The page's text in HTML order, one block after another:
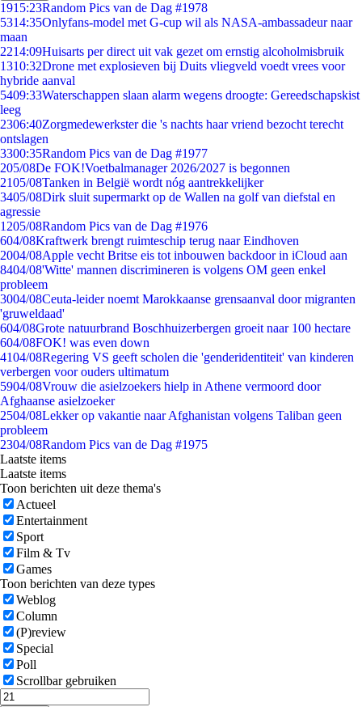
1915:23Random Pics van de Dag #1978
5314:35Onlyfans-model met G-cup wil als NASA-ambassadeur naar
maan
2214:09Huisarts per direct uit vak gezet om ernstig alcoholmisbruik
1310:32Drone met explosieven bij Duits vliegveld voedt vrees voor
hybride aanval
5409:33Waterschappen slaan alarm wegens droogte: Gereedschapskist
leeg
2306:40Zorgmedewerkster die 's nachts haar vriend bezocht terecht
ontslagen
3300:35Random Pics van de Dag #1977
205/08De FOK!Voetbalmanager 2026/2027 is begonnen
2105/08Tanken in België wordt nóg aantrekkelijker
3405/08Dirk sluit supermarkt op de Wallen na golf van diefstal en
agressie
1205/08Random Pics van de Dag #1976
604/08Kraftwerk brengt ruimteschip terug naar Eindhoven
2004/08Apple vecht Britse eis tot inbouwen backdoor in iCloud aan
8404/08'Witte' mannen discrimineren is volgens OM geen enkel
probleem
3004/08Ceuta-leider noemt Marokkaanse grensaanval door migranten
'gruweldaad'
604/08Grote natuurbrand Boschhuizerbergen groeit naar 100 hectare
604/08FOK! was even down
4104/08Regering VS geeft scholen die 'genderidentiteit' van kinderen
verbergen voor ouders ultimatum
5904/08Vrouw die asielzoekers hielp in Athene vermoord door
Afghaanse asielzoeker
2504/08Lekker op vakantie naar Afghanistan volgens Taliban geen
probleem
2304/08Random Pics van de Dag #1975
Laatste items
Laatste items
Toon berichten uit deze thema's
Actueel
Entertainment
Sport
Film & Tv
Games
Toon berichten van deze types
Weblog
Column
(P)review
Special
Poll
Scrollbar gebruiken